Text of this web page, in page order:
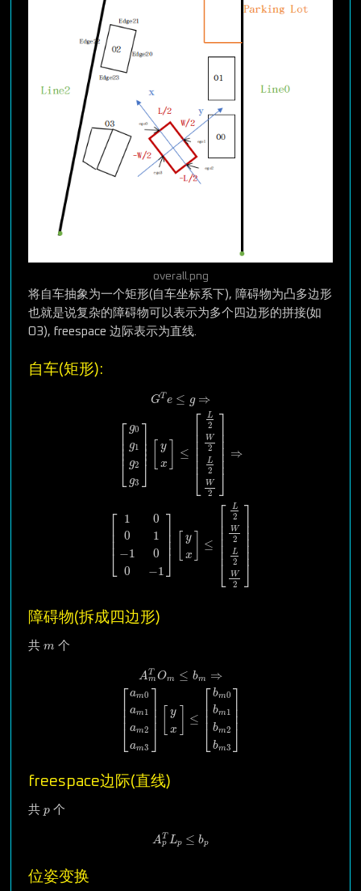
overall.png
将自车抽象为一个矩形(自车坐标系下), 障碍物为凸多边形
也就是说复杂的障碍物可以表示为多个四边形的拼接(如
O3), freespace 边际表示为直线.
自车(矩形):
GT e ≤ g ⇒
⎡
⎢ ⎢ ⎢ ⎢⎣
g0
g1
g2
g3
⎤⎥ ⎥ ⎥ ⎥
⎦
y
x
≤
⎡
⎢ ⎢ ⎢ ⎢ ⎢ ⎢⎣
L
2
W
2
L
2
W
2
⎤⎥ ⎥ ⎥ ⎥ ⎥ ⎥
⎦
⇒
⎡
⎢ ⎢ ⎢⎣
1
0
0
1
−1
0
0
−1
⎤⎥ ⎥ ⎥
⎦
y
x
≤
⎡
⎢ ⎢ ⎢ ⎢ ⎢ ⎢⎣
L
2
W
2
L
2
W
2
⎤⎥ ⎥ ⎥ ⎥ ⎥ ⎥
⎦
≤
障碍物(拆成四边形)
共 m
m 个
AT
mOm ≤ bm ⇒
⎡
⎢ ⎢ ⎢⎣
am0
am1
am2
am3
⎤⎥ ⎥ ⎥
⎦
y
x
≤
⎡
⎢ ⎢ ⎢⎣
bm0
bm1
bm2
bm3
⎤⎥ ⎥ ⎥
⎦
m1 a m
freespace边际(直线)
共 p
p 个
AT
p Lp ≤ bp
A pTL b
位姿变换